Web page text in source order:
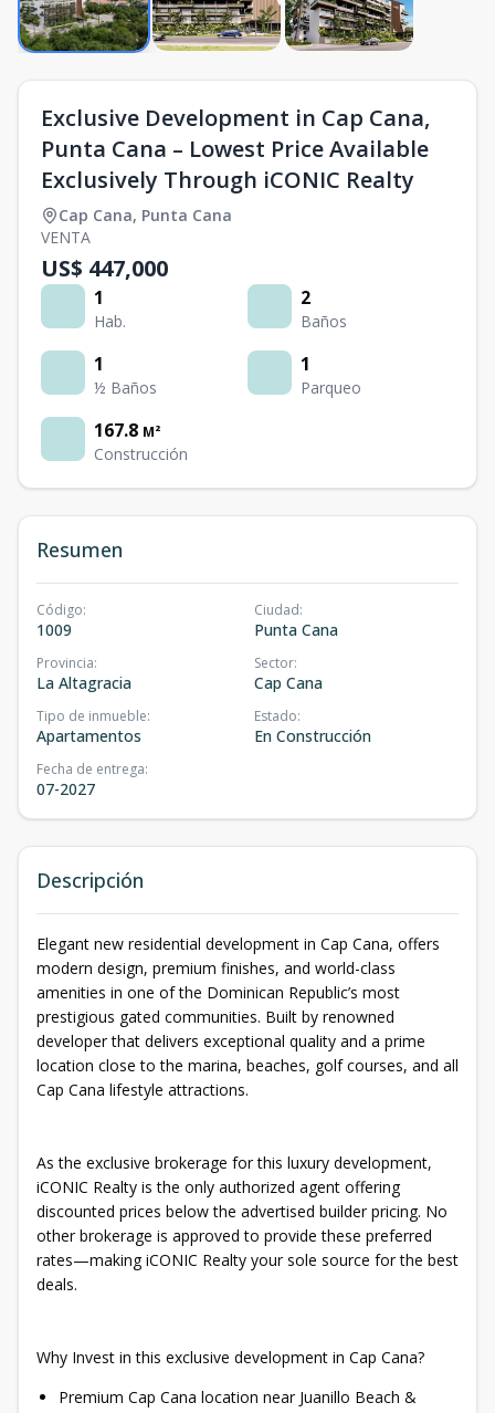
Exclusive Development in Cap Cana,
Punta Cana – Lowest Price Available
Exclusively Through iCONIC Realty
Cap Cana, Punta Cana
VENTA
US$ 447,000
1
Hab.
2
Baños
1
½ Baños
1
Parqueo
167.8 M²
Construcción
Resumen
Código:
1009
Ciudad:
Punta Cana
Provincia:
La Altagracia
Sector:
Cap Cana
Tipo de inmueble:
Apartamentos
Estado:
En Construcción
Fecha de entrega:
07-2027
Descripción
Elegant new residential development in Cap Cana, offers
modern design, premium finishes, and world-class
amenities in one of the Dominican Republic’s most
prestigious gated communities. Built by renowned
developer that delivers exceptional quality and a prime
location close to the marina, beaches, golf courses, and all
Cap Cana lifestyle attractions.
As the exclusive brokerage for this luxury development,
iCONIC Realty is the only authorized agent offering
discounted prices below the advertised builder pricing. No
other brokerage is approved to provide these preferred
rates—making iCONIC Realty your sole source for the best
deals.
Why Invest in this exclusive development in Cap Cana?
Premium Cap Cana location near Juanillo Beach &